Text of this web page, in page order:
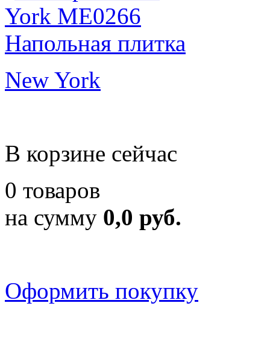
New York
В корзине сейчас
0 товаров
на сумму 0,0 руб.
Оформить покупку